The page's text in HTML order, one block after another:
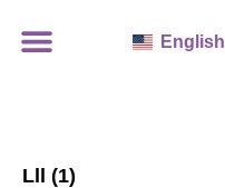
English
Lll (1)